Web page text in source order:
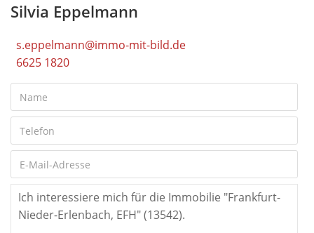
Silvia Eppelmann
s.eppelmann@immo-mit-bild.de
6625 1820